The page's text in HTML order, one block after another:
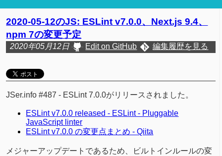
2020-05-12のJS: ESLint v7.0.0、Next.js 9.4、
npm 7の変更予定
2020年05月12日 Edit on GitHub 編集履歴を見る
JSer.info #487 - ESLint 7.0.0がリリースされました。
ESLint v7.0.0 released - ESLint - Pluggable
JavaScript linter
ESLint v7.0.0 の変更点まとめ - Qiita
メジャーアップデートであるため、ビルトインルールの変